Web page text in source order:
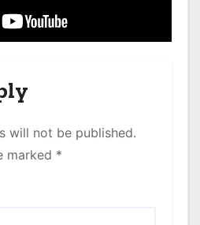
will not be published.
marked *